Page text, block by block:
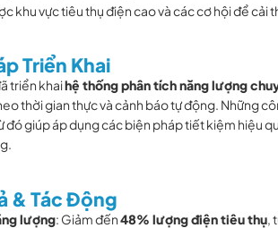
khu vực tiêu thụ điện cao và các cơ hội để cải
Triển Khai
triển khaihệ thống phân tích năng lượng
thời gian thực và cảnh báo tự động. Những
đó giúp áp dụng các biện pháp tiết kiệm hiệu
& Tác Động
lượng: Giảm đến48% lượng điện tiêu thụ,